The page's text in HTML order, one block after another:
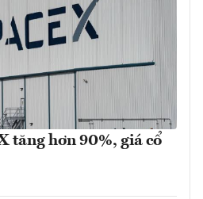
tăng hơn 90%, giá cổ